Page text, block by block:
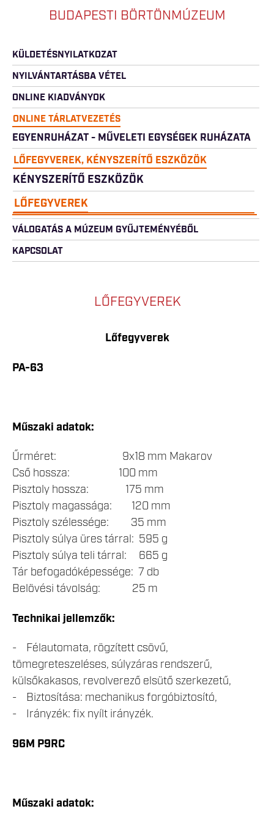
BUDAPESTI BÖRTÖNMÚZEUM
KÜLDETÉSNYILATKOZAT
NYILVÁNTARTÁSBA VÉTEL
ONLINE KIADVÁNYOK
ONLINE TÁRLATVEZETÉS
EGYENRUHÁZAT - MŰVELETI EGYSÉGEK RUHÁZATA
LŐFEGYVEREK, KÉNYSZERÍTŐ ESZKÖZÖK
KÉNYSZERÍTŐ ESZKÖZÖK
LŐFEGYVEREK
VÁLOGATÁS A MÚZEUM GYŰJTEMÉNYÉBŐL
KAPCSOLAT
LŐFEGYVEREK
Lőfegyverek
PA-63
Műszaki adatok:
Űrméret: 9x18 mm Makarov
Cső hossza: 100 mm
Pisztoly hossza: 175 mm
Pisztoly magassága: 120 mm
Pisztoly szélessége: 35 mm
Pisztoly súlya üres tárral: 595 g
Pisztoly súlya teli tárral: 665 g
Tár befogadóképessége: 7 db
Belövési távolság: 25 m
Technikai jellemzők:
- Félautomata, rögzített csövű,
tömegreteszeléses, súlyzáras rendszerű,
külsőkakasos, revolverező elsütő szerkezetű,
- Biztosítása: mechanikus forgóbiztosító,
- Irányzék: fix nyílt irányzék.
96M P9RC
Műszaki adatok: